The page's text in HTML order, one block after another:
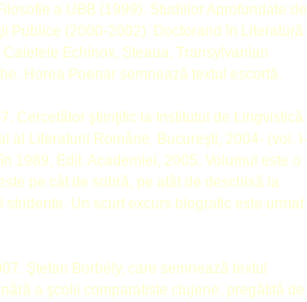
a UBB (1999). Studiilor Aprofundate de
Publice (2000-2002). Doctorand în Literatură
Echinox, Steaua, Transylvanian
Horea Poenar semnează textul escortă.
Cercetător ştiinţific la Institutul de Lingvistică
al Literaturii Române, Bucureşti, 2004- (vol. I-
1989, Edit. Academiei, 2005. Volumul este o
pe cât de sobră, pe atât de deschisă la
Un scurt excurs biografic este urmat
Ştefan Borbély, care semnează textul
a şcolii comparatiste clujene, pregătită de